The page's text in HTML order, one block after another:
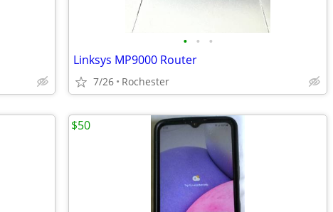
• • •
Linksys MP9000 Router
7/26 Rochester
$50